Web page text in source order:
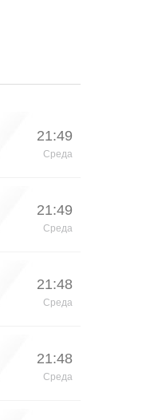
21:49
Среда
21:49
Среда
21:48
Среда
21:48
Среда